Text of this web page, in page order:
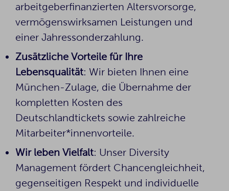
arbeitgeberfinanzierten Altersvorsorge,
vermögenswirksamen Leistungen und
einer Jahressonderzahlung.
Zusätzliche Vorteile für Ihre
Lebensqualität: Wir bieten Ihnen eine
München-Zulage, die Übernahme der
kompletten Kosten des
Deutschlandtickets sowie zahlreiche
Mitarbeiter*innenvorteile.
Wir leben Vielfalt: Unser Diversity
Management fördert Chancengleichheit,
gegenseitigen Respekt und individuelle